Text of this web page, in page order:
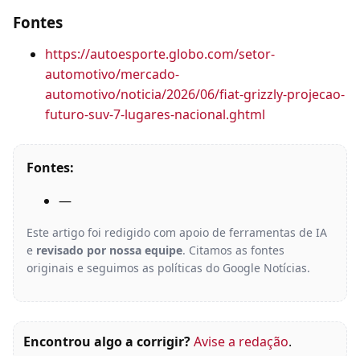
Fontes
https://autoesporte.globo.com/setor-
automotivo/mercado-
automotivo/noticia/2026/06/fiat-grizzly-projecao-
futuro-suv-7-lugares-nacional.ghtml
Fontes:
—
Este artigo foi redigido com apoio de ferramentas de IA
e revisado por nossa equipe. Citamos as fontes
originais e seguimos as políticas do Google Notícias.
Encontrou algo a corrigir?Avise a redação.